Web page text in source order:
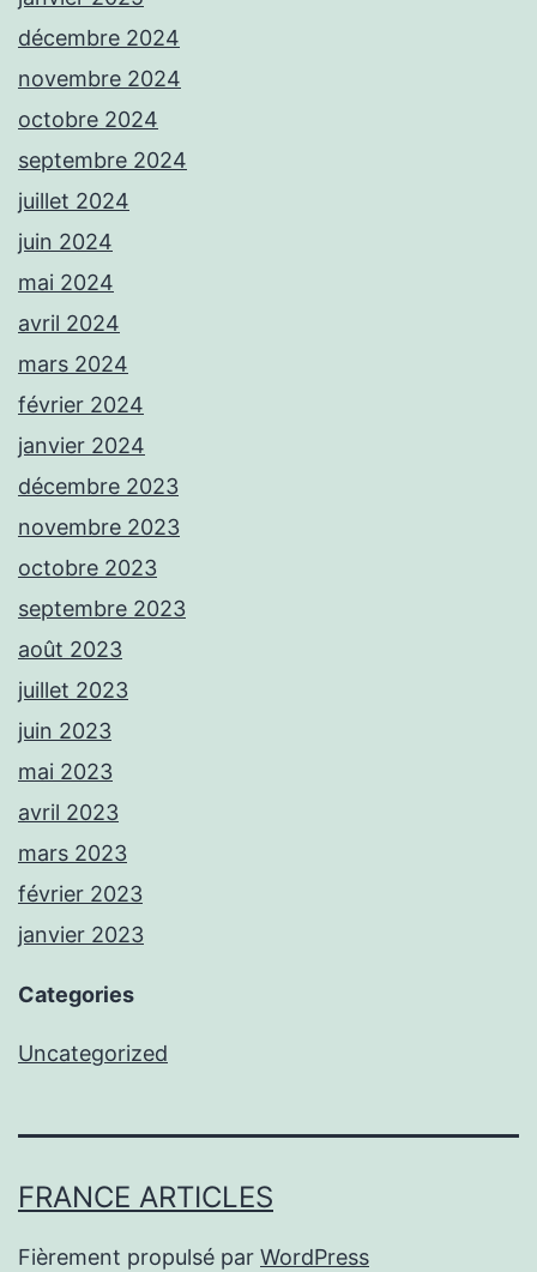
décembre 2024
novembre 2024
octobre 2024
septembre 2024
juillet 2024
juin 2024
mai 2024
avril 2024
mars 2024
février 2024
janvier 2024
décembre 2023
novembre 2023
octobre 2023
septembre 2023
août 2023
juillet 2023
juin 2023
mai 2023
avril 2023
mars 2023
février 2023
janvier 2023
Categories
Uncategorized
FRANCE ARTICLES
Fièrement propulsé par WordPress